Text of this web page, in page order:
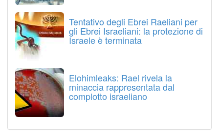
Tentativo degli Ebrei Raeliani per
gli Ebrei Israeliani: la protezione di
Israele è terminata
Elohimleaks: Rael rivela la
minaccia rappresentata dal
complotto israeliano